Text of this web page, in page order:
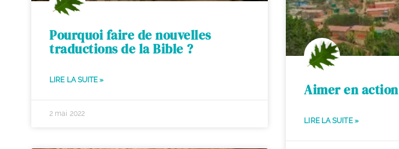
Pourquoi faire de nouvelles
traductions de la Bible ?
LIRE LA SUITE »
2 mai 2022
Aimer en action
LIRE LA SUITE »